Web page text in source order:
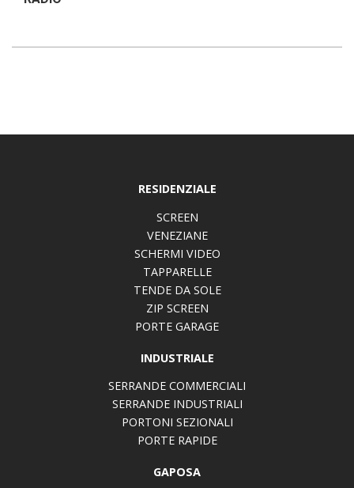
RESIDENZIALE
SCREEN
VENEZIANE
SCHERMI VIDEO
TAPPARELLE
TENDE DA SOLE
ZIP SCREEN
PORTE GARAGE
INDUSTRIALE
SERRANDE COMMERCIALI
SERRANDE INDUSTRIALI
PORTONI SEZIONALI
PORTE RAPIDE
GAPOSA